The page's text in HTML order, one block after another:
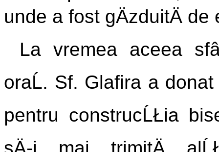
unde a fost gÄzduitÄ
La vremea aceea
oraĹ. Sf. Glafira a
pentru construcĹŁia